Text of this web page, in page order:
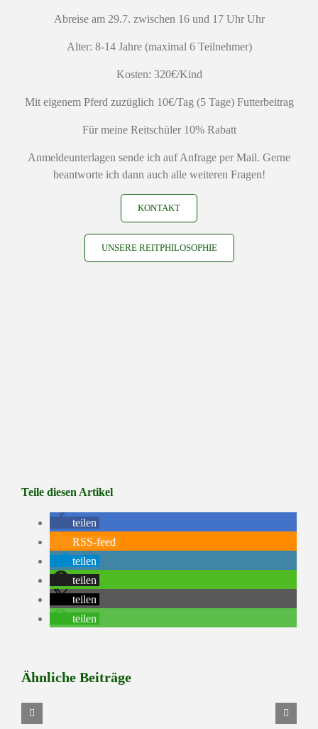
Abreise am 29.7. zwischen 16 und 17 Uhr Uhr
Alter: 8-14 Jahre (maximal 6 Teilnehmer)
Kosten: 320€/Kind
Mit eigenem Pferd zuzüglich 10€/Tag (5 Tage) Futterbeitrag
Für meine Reitschüler 10% Rabatt
Anmeldeunterlagen sende ich auf Anfrage per Mail. Gerne
beantworte ich dann auch alle weiteren Fragen!
KONTAKT
UNSERE REITPHILOSOPHIE
Teile diesen Artikel
teilen
RSS-feed
teilen
teilen
teilen
teilen
Ähnliche Beiträge